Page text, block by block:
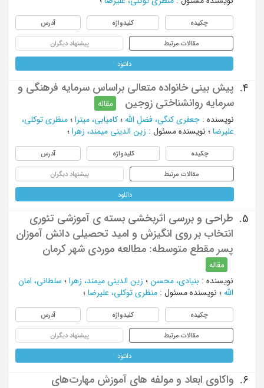
چکیده کلیدواژه آدرس
مقالات مرتبط پیشنهاد دیگران
دانلود
4.
پیش بینی خانواده متعالی براساس سرمایه فرهنگی و
سرمایه روانشناختی زوجین
مقاله
نویسنده : جعفری کنگی، فضل الله ؛ کامیابی، میترا ؛ منظری توکلی،
علیرضا ؛ نویسنده مسئول : زین الدینی میمند، زهرا ؛
چکیده کلیدواژه آدرس
مقالات مرتبط پیشنهاد دیگران
دانلود
5.
طراحی و بررسی اثربخشی بسته ی آموزشی تئوری
انتخاب بر روی انگیزش و امید تحصیلی دانش آموزان
پسر مقطع متوسطه: مطالعه موردی شهر کرمان
مقاله
نویسنده : بنیادی، محسن ؛ زین الدینی میمند، زهرا ؛ سلطانی، امان
الله ؛ نویسنده مسئول : منظری توکلی، علیرضا ؛
چکیده کلیدواژه آدرس
مقالات مرتبط پیشنهاد دیگران
دانلود
6.
واکاوی ابعاد و مولفه های آموزش مهارت‌های